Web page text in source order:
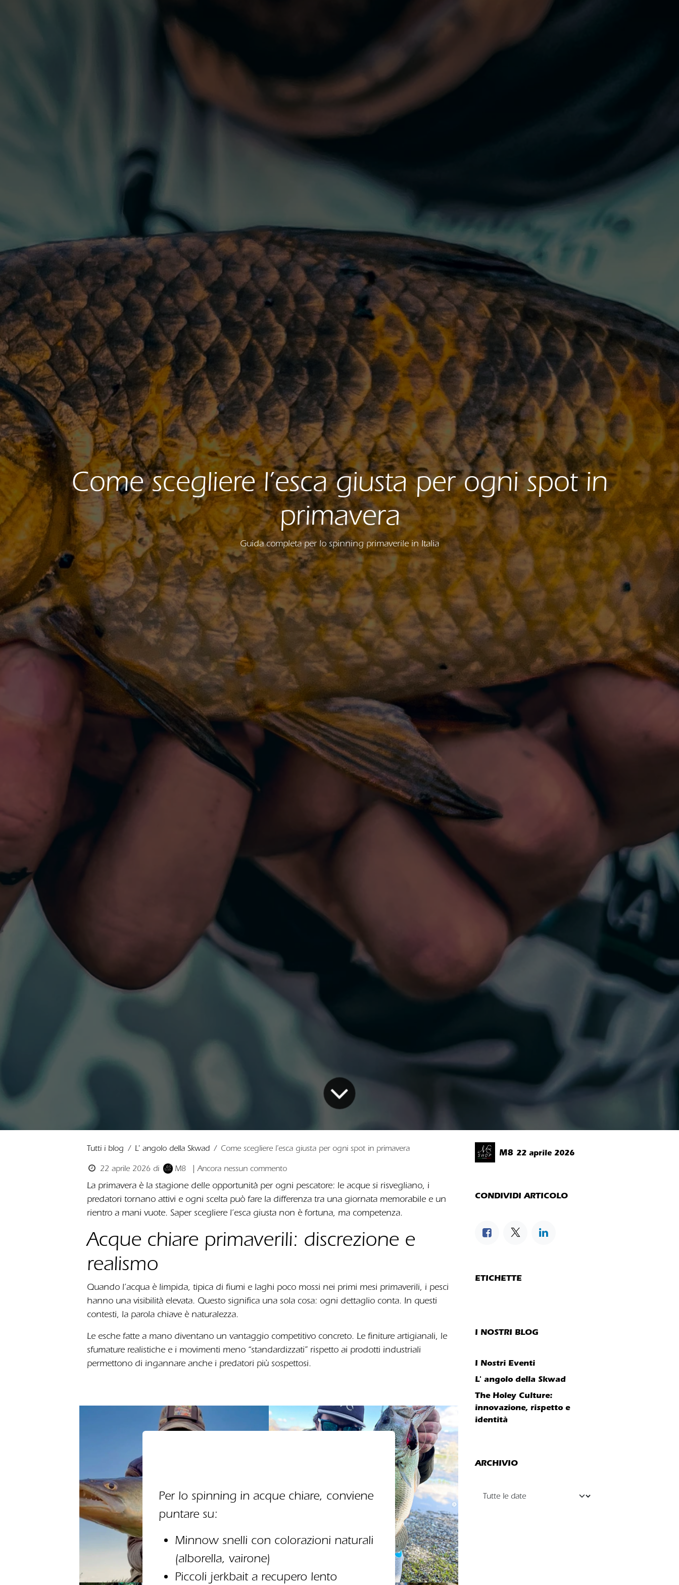
Come scegliere l’esca giusta per ogni spot in
primavera
Guida completa per lo spinning primaverile in Italia
Tutti i blog L' angolo della Skwad Come scegliere l’esca giusta per ogni spot in primavera
22 aprile 2026 di M8 | Ancora nessun commento
La primavera è la stagione delle opportunità per ogni pescatore: le acque si risvegliano, i
predatori tornano attivi e ogni scelta può fare la differenza tra una giornata memorabile e un
rientro a mani vuote. Saper scegliere l’esca giusta non è fortuna, ma competenza.
Acque chiare primaverili: discrezione e
realismo
Quando l’acqua è limpida, tipica di fiumi e laghi poco mossi nei primi mesi primaverili, i pesci
hanno una visibilità elevata. Questo significa una sola cosa: ogni dettaglio conta. In questi
contesti, la parola chiave è naturalezza.
Le esche fatte a mano diventano un vantaggio competitivo concreto. Le finiture artigianali, le
sfumature realistiche e i movimenti meno “standardizzati” rispetto ai prodotti industriali
permettono di ingannare anche i predatori più sospettosi.
Per lo spinning in acque chiare, conviene
puntare su:
Minnow snelli con colorazioni naturali
(alborella, vairone)
Piccoli jerkbait a recupero lento
M8 22 aprile 2026
CONDIVIDI ARTICOLO
ETICHETTE
I NOSTRI BLOG
I Nostri Eventi
L' angolo della Skwad
The Holey Culture:
innovazione, rispetto e
identità
ARCHIVIO